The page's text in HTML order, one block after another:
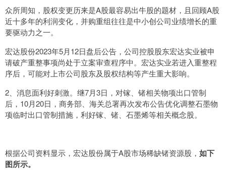
众所周知，股权变更历来是A股最容易出牛股的题材，且回顾A股
近十多年的利润变化，并购重组往往是中小创公司业绩增长的重
要驱动力之一。
宏达股份2023年5月12日盘后公告，公司控股股东宏达实业被申
请破产重整事项尚处于立案审查程序中。宏达实业若进入重整程
序后，可能对上市公司股东及股权结构等产生重大影响。
2、消息面利好刺激。继7月3日，对镓、锗相关物项出口管制
后，10月20日，商务部、海关总署再次发布公告优化调整石墨物
项临时出口管制措施，利好镓、锗、石墨烯等相关概念股。
根据公司资料显示，宏达股份属于A股市场稀缺锗资源股， 如下
图所示。